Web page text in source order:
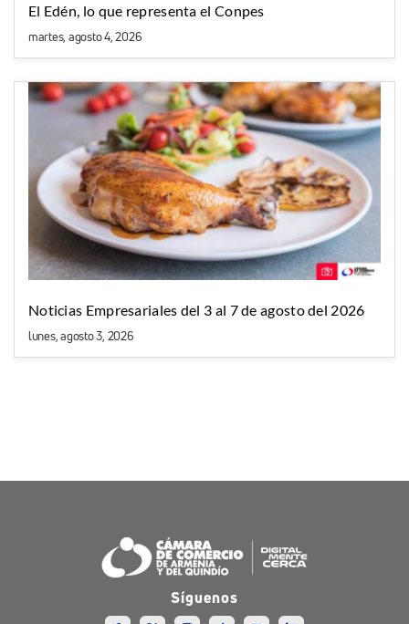
El Edén, lo que representa el Conpes
martes, agosto 4, 2026
Noticias Empresariales del 3 al 7 de agosto del 2026
lunes, agosto 3, 2026
Síguenos